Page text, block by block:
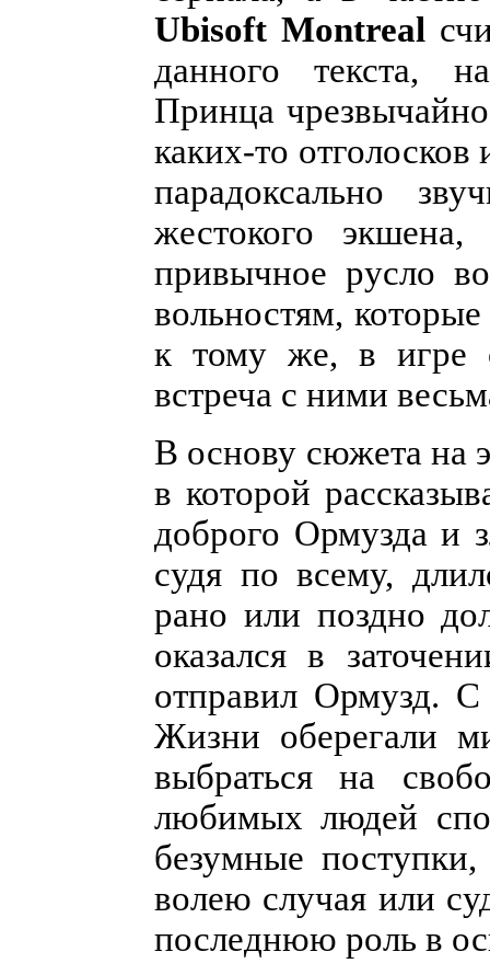
Ubisoft Montreal
данного текста,
Принца
каких-то
парадоксально
жестокого
привычное русло
вольностям,
к тому же, в игре
встреча с ними
В основу сюжета на
в которой
доброго Ормузда и
судя по всему,
рано или поздно
оказался в
отправил Ормузд.
Жизни оберегали
выбраться на
любимых людей
безумные
волею случая или
последнюю роль в